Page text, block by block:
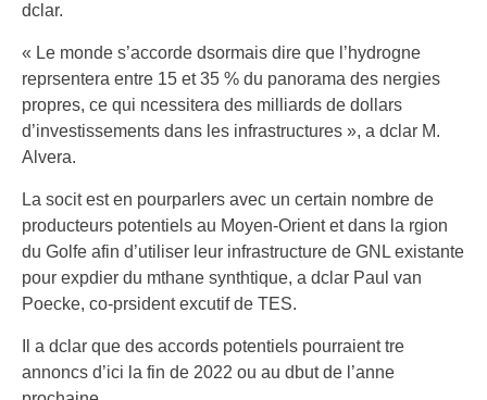
dclar.
« Le monde s’accorde dsormais dire que l’hydrogne
reprsentera entre 15 et 35 % du panorama des nergies
propres, ce qui ncessitera des milliards de dollars
d’investissements dans les infrastructures », a dclar M.
Alvera.
La socit est en pourparlers avec un certain nombre de
producteurs potentiels au Moyen-Orient et dans la rgion
du Golfe afin d’utiliser leur infrastructure de GNL existante
pour expdier du mthane synthtique, a dclar Paul van
Poecke, co-prsident excutif de TES.
Il a dclar que des accords potentiels pourraient tre
annoncs d’ici la fin de 2022 ou au dbut de l’anne